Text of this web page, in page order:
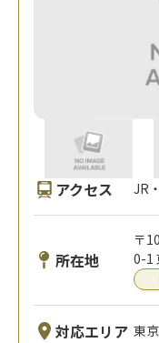
アクセス JR
所在地
〒
0-1
対応エリア 東